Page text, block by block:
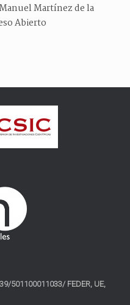
Martínez de la
Abierto
501100011033/ FEDER, UE,